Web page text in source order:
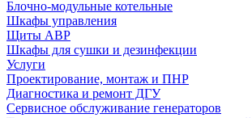
Блочно-модульные котельные
Шкафы управления
Щиты АВР
Шкафы для сушки и дезинфекции
Услуги
Проектирование, монтаж и ПНР
Диагностика и ремонт ДГУ
Сервисное обслуживание генераторов